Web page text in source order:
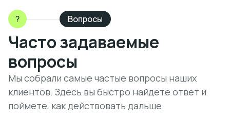
? Вопросы
Часто задаваемые
вопросы
Мы собрали самые частые вопросы наших
клиентов. Здесь вы быстро найдете ответ и
поймете, как действовать дальше.